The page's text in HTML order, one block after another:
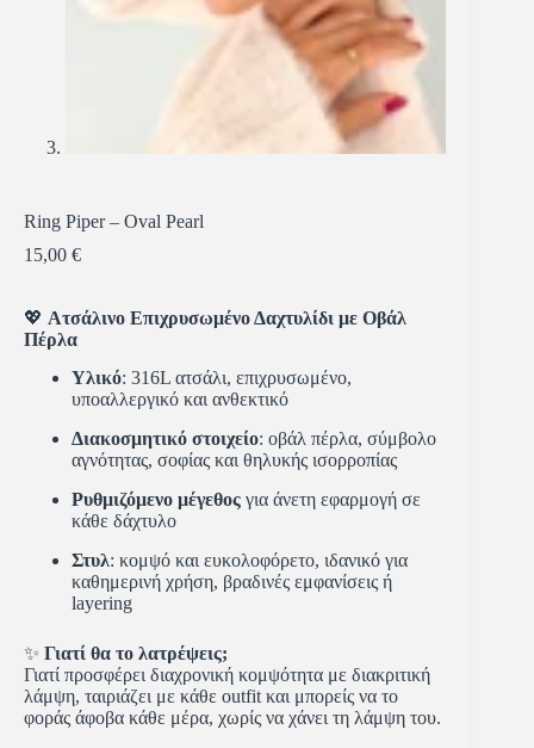
Ring Piper – Oval Pearl
15,00 €
💖 Ατσάλινο Επιχρυσωμένο Δαχτυλίδι με Οβάλ
Πέρλα
Υλικό: 316L ατσάλι, επιχρυσωμένο,
υποαλλεργικό και ανθεκτικό
Διακοσμητικό στοιχείο: οβάλ πέρλα, σύμβολο
αγνότητας, σοφίας και θηλυκής ισορροπίας
Ρυθμιζόμενο μέγεθος για άνετη εφαρμογή σε
κάθε δάχτυλο
Στυλ: κομψό και ευκολοφόρετο, ιδανικό για
καθημερινή χρήση, βραδινές εμφανίσεις ή
layering
✨ Γιατί θα το λατρέψεις;
Γιατί προσφέρει διαχρονική κομψότητα με διακριτική
λάμψη, ταιριάζει με κάθε outfit και μπορείς να το
φοράς άφοβα κάθε μέρα, χωρίς να χάνει τη λάμψη του.